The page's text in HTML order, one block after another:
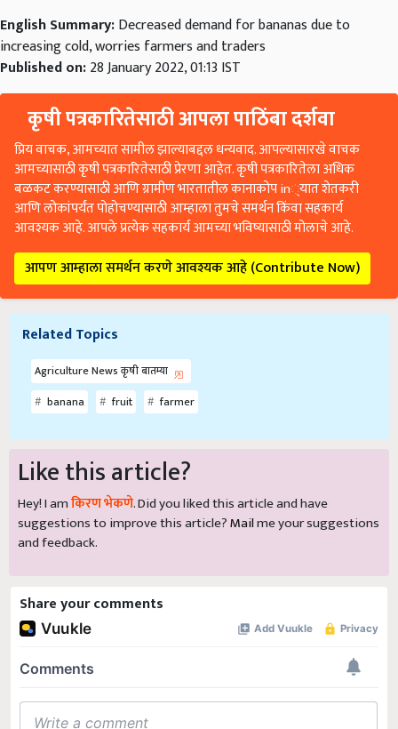
English Summary:Decreased demand for bananas due to
increasing cold, worries farmers and traders
Published on:28 January 2022, 01:13 IST
कृषी पत्रकारितेसाठी आपला पाठिंबा दर्शवा
प्रिय वाचक, आमच्यात सामील झाल्याबद्दल धन्यवाद. आपल्यासारखे वाचक
आमच्यासाठी कृषी पत्रकारितेसाठी प्रेरणा आहेत. कृषी पत्रकारितेला अधिक
बळकट करण्यासाठी आणि ग्रामीण भारतातील कानाकोप in्यात शेतकरी
आणि लोकांपर्यंत पोहोचण्यासाठी आम्हाला तुमचे समर्थन किंवा सहकार्य
आवश्यक आहे. आपले प्रत्येक सहकार्य आमच्या भविष्यासाठी मोलाचे आहे.
आपण आम्हाला समर्थन करणे आवश्यक आहे (Contribute Now)
Related Topics
Agriculture News कृषी बातम्या
banana
fruit farmer
Like this article?
Hey! I amकिरण भेकणे. Did you liked this article and have
suggestions to improve this article?Mailme your suggestions
and feedback.
Share your comments